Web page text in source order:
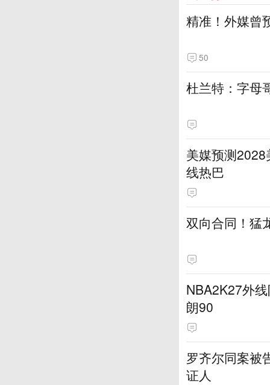
精准！外媒曾
50
杜兰特：字母
美媒预测
线热巴
双向合同！猛
NBA2K27外
朗90
罗齐尔同案被
证人